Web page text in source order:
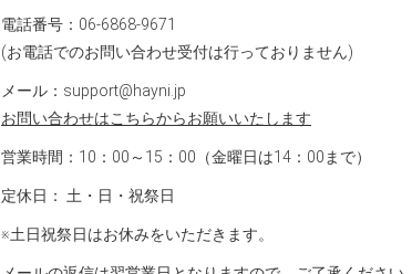
電話番号：06-6868-9671
(お電話でのお問い合わせ受付は行っておりません)
メール：support@hayni.jp
お問い合わせはこちらからお願いいたします
営業時間：10：00～15：00（金曜日は14：00まで）
定休日： 土・日・祝祭日
※土日祝祭日はお休みをいただきます。